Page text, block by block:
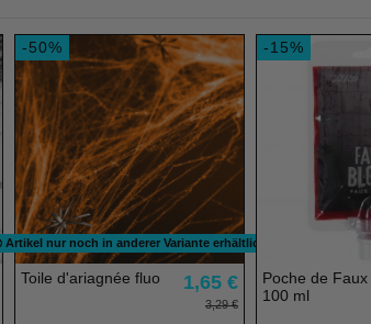
-50%
Artikel nur noch in anderer Variante erhältlich
Toile d'ariagnée fluo 1,65 €
3,29 €
-15%
Poche de Faux
100 ml